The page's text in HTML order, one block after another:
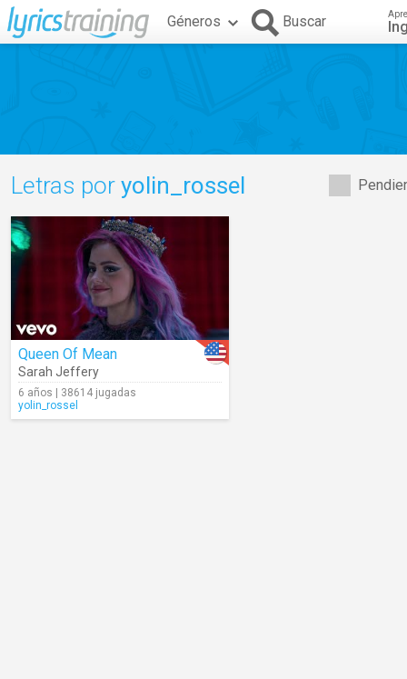
Géneros Buscar
Letras por yolin_rossel
Queen Of Mean
Sarah Jeffery
6 años | 38614 jugadas
yolin_rossel